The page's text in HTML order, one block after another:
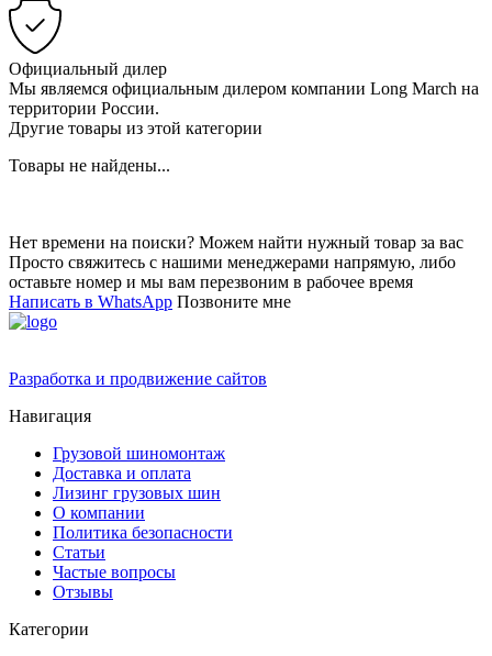
Официальный дилер
Мы являемся официальным дилером компании Long March на
территории России.
Другие товары из этой категории
Товары не найдены...
Нет времени на поиски? Можем найти нужный товар за вас
Просто свяжитесь с нашими менеджерами напрямую, либо
оставьте номер и мы вам перезвоним в рабочее время
Написать в WhatsApp Позвоните мне
Разработка и продвижение сайтов
Навигация
Грузовой шиномонтаж
Доставка и оплата
Лизинг грузовых шин
О компании
Политика безопасности
Статьи
Частые вопросы
Отзывы
Категории